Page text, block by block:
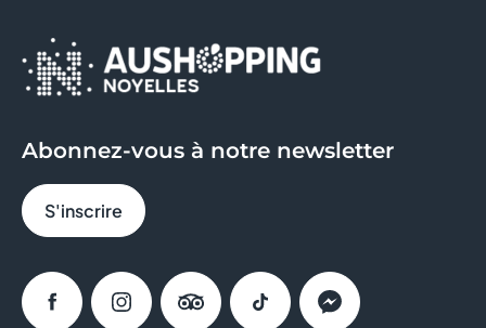
Abonnez-vous à notre newsletter
S'inscrire
FacebookInstagramTripadvisorTiktok Messenger